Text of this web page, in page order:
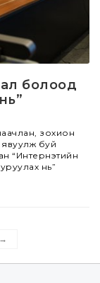
болоод
зохион
буй
“Интернэтийн
нь”
→